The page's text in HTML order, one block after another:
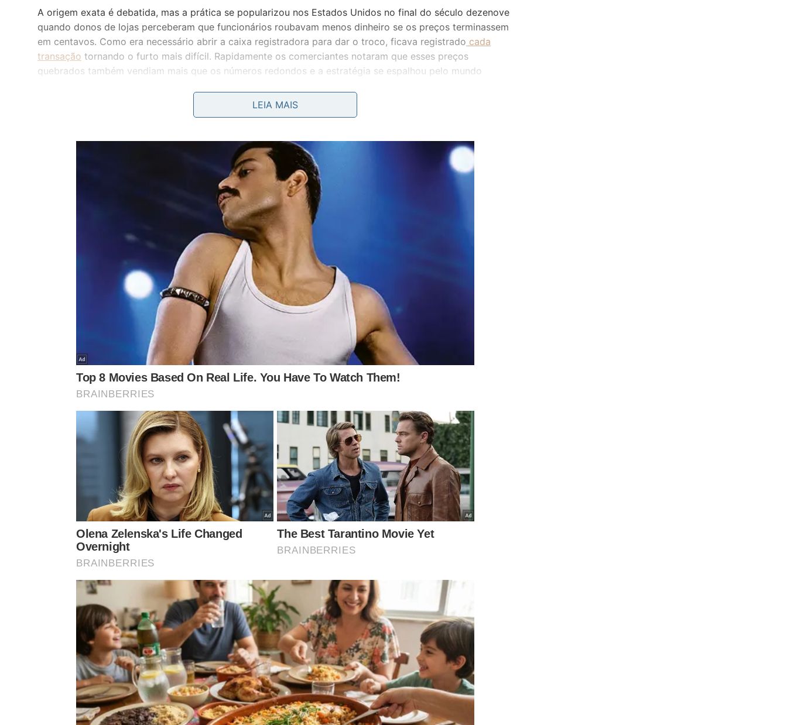
A origem exata é debatida, mas a prática se popularizou nos Estados Unidos no final do século dezenove
quando donos de lojas perceberam que funcionários roubavam menos dinheiro se os preços terminassem
em centavos. Como era necessário abrir a caixa registradora para dar o troco, ficava registrado cada
transação tornando o furto mais difícil. Rapidamente os comerciantes notaram que esses preços
quebrados também vendiam mais que os números redondos e a estratégia se espalhou pelo mundo
No Brasil a técnica se consolidou principalmente após o Plano Real em mil novecentos e noventa e quatro
quando a estabilização da moeda permitiu estratégias de precificação mais sofisticadas. Antes da
estabilização com a inflação galopante os preços mudavam diariamente tornando inviável esse tipo de
refinamento psicológico. Hoje praticamente todas as redes de varejo do país usam essa tática
independente do segmento, desde supermercados até lojas de roupas e eletrônicos. Conheça outras
razões para essa prática universal:
LEIA MAIS